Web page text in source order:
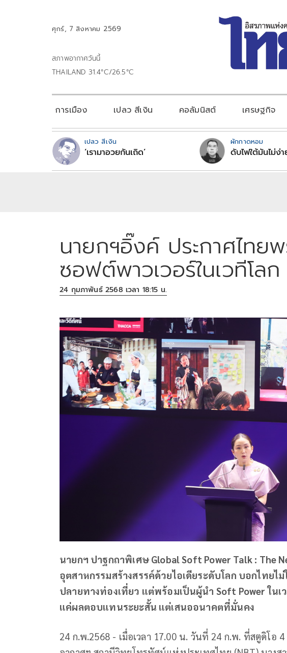
ศุกร์, 7 สิงหาคม 2569
สภาพอากาศวันนี้
THAILAND 31.4°C/26.5°C
การเมือง เปลว สีเงิน คอลัมนิสต์ เศรษฐกิจ
เปลว สีเงิน
‘เรามาอวยกันเถิด’
ผักกาดหอม
ดับไฟใต้มันไม่ง่
นายกฯอิ๊งค์ ประกาศไทย
ซอฟต์พาวเวอร์ในเวทีโลก
24 กุมภาพันธ์ 2568 เวลา 18:15 น.
นายก​ฯ​ ปาฐกถา​พิเศษ​ Global Soft Power Talk​ : The
อุตสาหกรรมสร้างสรรค์ด้วยไอเดียระดับโลก​ บอกไทย
ปลายทางท่องเที่ยว แต่พร้อมเป็นผู้นำ​ Soft Power​ ใน
แค่ผลตอบแทนระยะสั้น แต่เสนออนาคตที่มั่นคง
24 ก.พ.2568 - เมื่อเวลา 17.00 น. วันที่ 24 ก.พ. ที่สตูดิโอ